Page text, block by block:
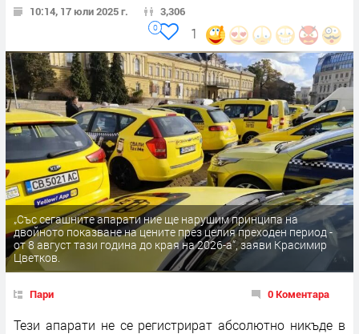
10:14, 17 юли 2025 г. 3,306
1
0
„Със сегашните апарати ние ще нарушим принципа на
двойното показване на цените през целия преходен период -
от 8 август тази година до края на 2026-а“, заяви Красимир
Цветков.
Пари 0 Коментара
Тези апарати не се регистрират абсолютно никъде в